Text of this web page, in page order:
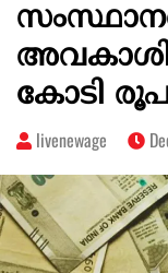
കോടി
livenewage